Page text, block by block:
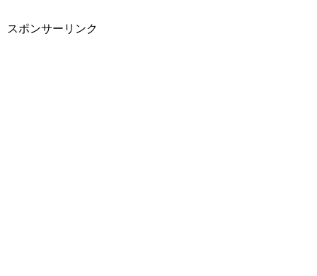
スポンサーリンク